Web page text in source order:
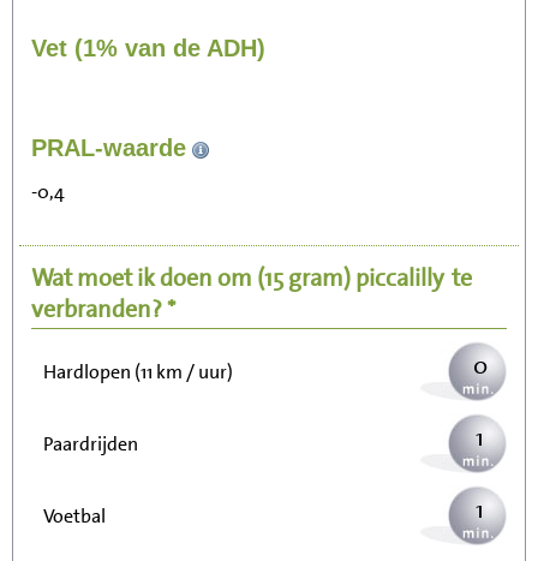
Vet (1% van de ADH)
PRAL-waarde
-0,4
Wat moet ik doen om (15 gram)piccalilly te
verbranden? *
Zitten, tv kijken
Wandelen (5 km/uur)
Hardlopen (11 km / uur) 0
Paardrijden 1
Voetbal 1